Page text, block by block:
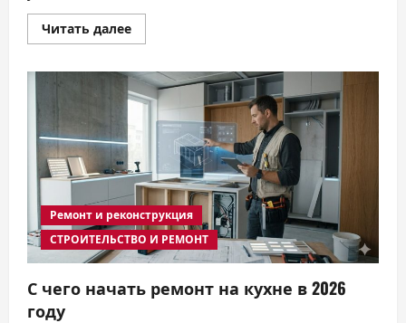
Читать далееПрочитать
больше
такое
таунхаус:
полный
гайд
выбору
комфортного
жилья
в
2026
году
Ремонт и реконструкция
СТРОИТЕЛЬСТВО И РЕМОНТ
С чего начать ремонт на кухне в 2026
году